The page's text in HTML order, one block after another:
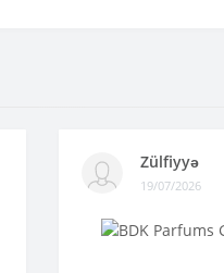
Zülfiyyə
19/07/2026